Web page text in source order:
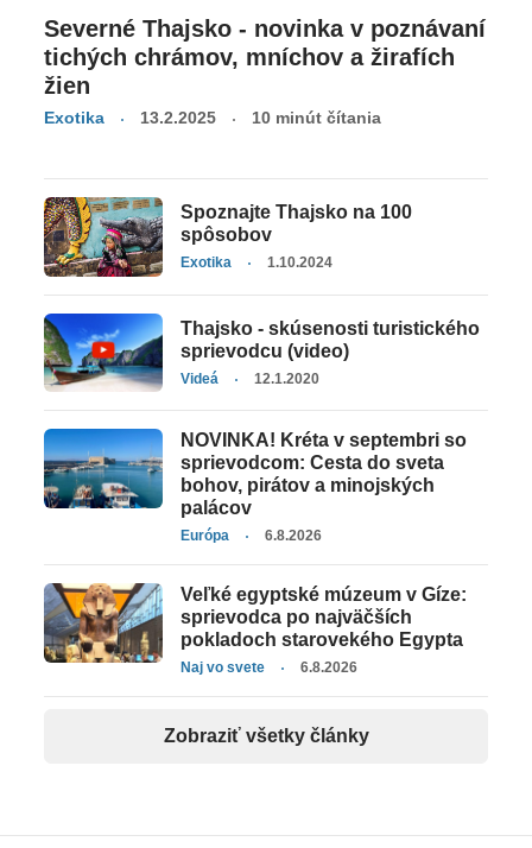
Severné Thajsko - novinka v poznávaní
tichých chrámov, mníchov a žirafích
žien
Exotika 13.2.2025 10 minút čítania
Spoznajte Thajsko na 100
spôsobov
Exotika 1.10.2024
Thajsko - skúsenosti turistického
sprievodcu (video)
Videá 12.1.2020
NOVINKA! Kréta v septembri so
sprievodcom: Cesta do sveta
bohov, pirátov a minojských
palácov
Európa 6.8.2026
Veľké egyptské múzeum v Gíze:
sprievodca po najväčších
pokladoch starovekého Egypta
Naj vo svete 6.8.2026
Zobraziť všetky články